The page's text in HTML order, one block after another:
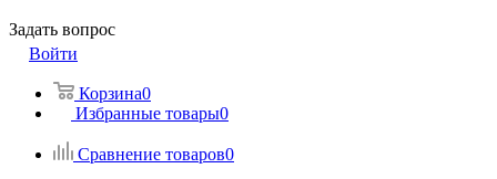
Задать вопрос
Войти
Корзина0
Избранные товары0
Сравнение товаров0